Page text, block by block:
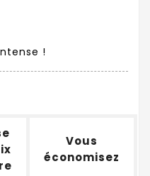
!
Vous
économisez